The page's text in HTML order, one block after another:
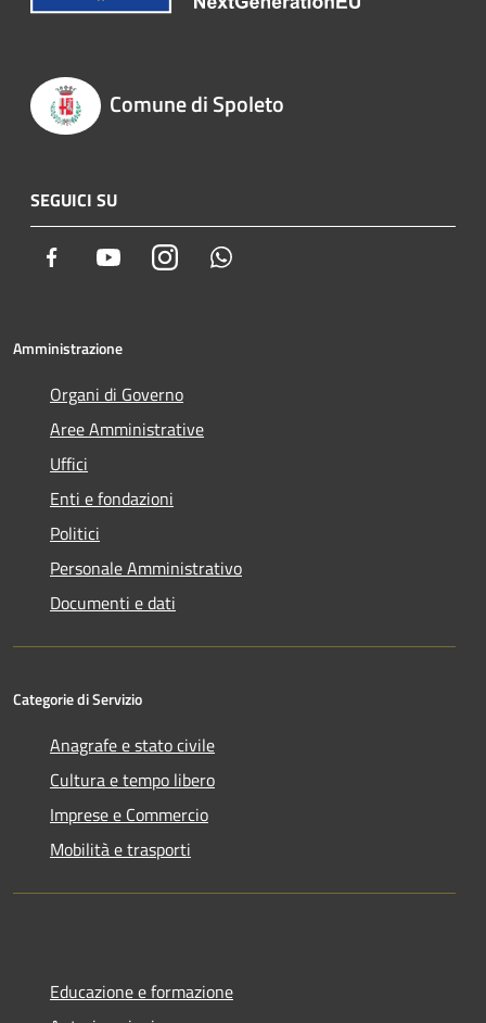
Comune di Spoleto
SEGUICI SU
Facebook YoutubeInstagram
Amministrazione
Organi di Governo
Aree Amministrative
Uffici
Enti e fondazioni
Politici
Personale Amministrativo
Documenti e dati
Categorie di Servizio
Anagrafe e stato civile
Cultura e tempo libero
Imprese e Commercio
Mobilità e trasporti
Educazione e formazione